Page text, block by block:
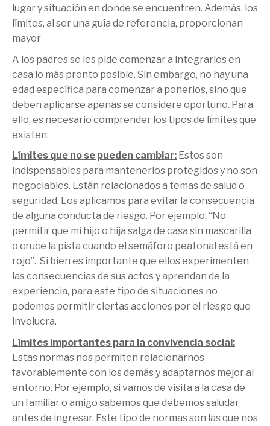
lugar y situación en donde se encuentren. Además, los
límites, al ser una guía de referencia, proporcionan
mayor
A los padres se les pide comenzar a integrarlos en
casa lo más pronto posible. Sin embargo, no hay una
edad específica para comenzar a ponerlos, sino que
deben aplicarse apenas se considere oportuno. Para
ello, es necesario comprender los tipos de límites que
existen:
Límites que no se pueden cambiar: Estos son
indispensables para mantenerlos protegidos y no son
negociables. Están relacionados a temas de salud o
seguridad. Los aplicamos para evitar la consecuencia
de alguna conducta de riesgo. Por ejemplo: “No
permitir que mi hijo o hija salga de casa sin mascarilla
o cruce la pista cuando el semáforo peatonal está en
rojo”. Si bien es importante que ellos experimenten
las consecuencias de sus actos y aprendan de la
experiencia, para este tipo de situaciones no
podemos permitir ciertas acciones por el riesgo que
involucra.
Límites importantes para la convivencia social:
Estas normas nos permiten relacionarnos
favorablemente con los demás y adaptarnos mejor al
entorno. Por ejemplo, si vamos de visita a la casa de
un familiar o amigo sabemos que debemos saludar
antes de ingresar. Este tipo de normas son las que nos